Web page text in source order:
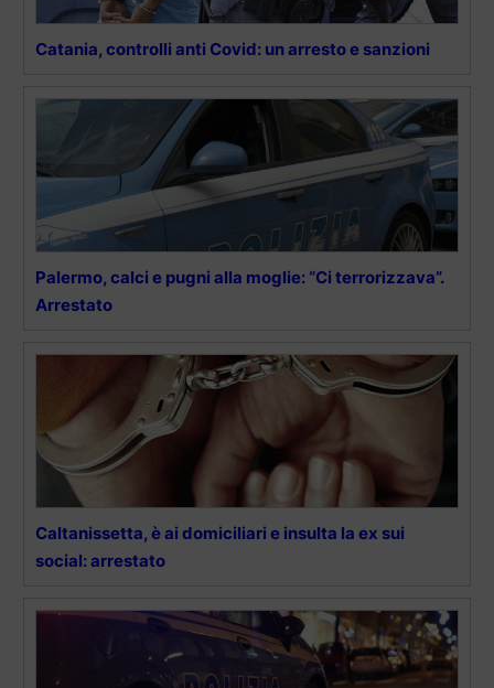
Catania, controlli anti Covid: un arresto e sanzioni
Palermo, calci e pugni alla moglie: “Ci terrorizzava”.
Arrestato
Caltanissetta, è ai domiciliari e insulta la ex sui
social: arrestato